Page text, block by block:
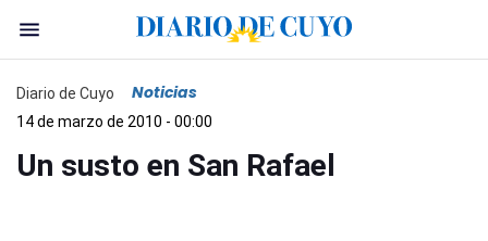
Diario de Cuyo Noticias
14 de marzo de 2010 - 00:00
Un susto en San Rafael